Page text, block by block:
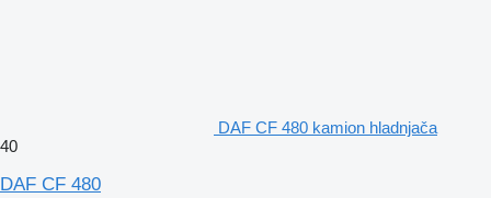
DAF CF 480 kamion hladnjača
40
DAF CF 480